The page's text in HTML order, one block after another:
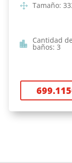
Tamaño:
Cantidad de
baños: 3
699.115